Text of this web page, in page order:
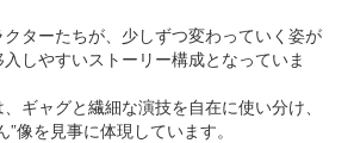
ターたちが、少しずつ変わっていく姿が
しやすいストーリー構成となっていま
ギャグと繊細な演技を自在に使い分け、
像を見事に体現しています。